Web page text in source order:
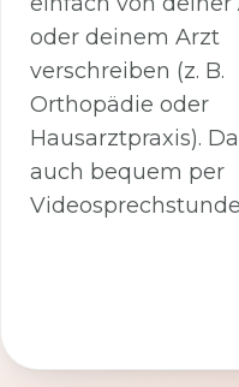
oder deinem Arzt
verschreiben (z. B.
Orthopädie oder
Hausarztpraxis).
auch bequem per